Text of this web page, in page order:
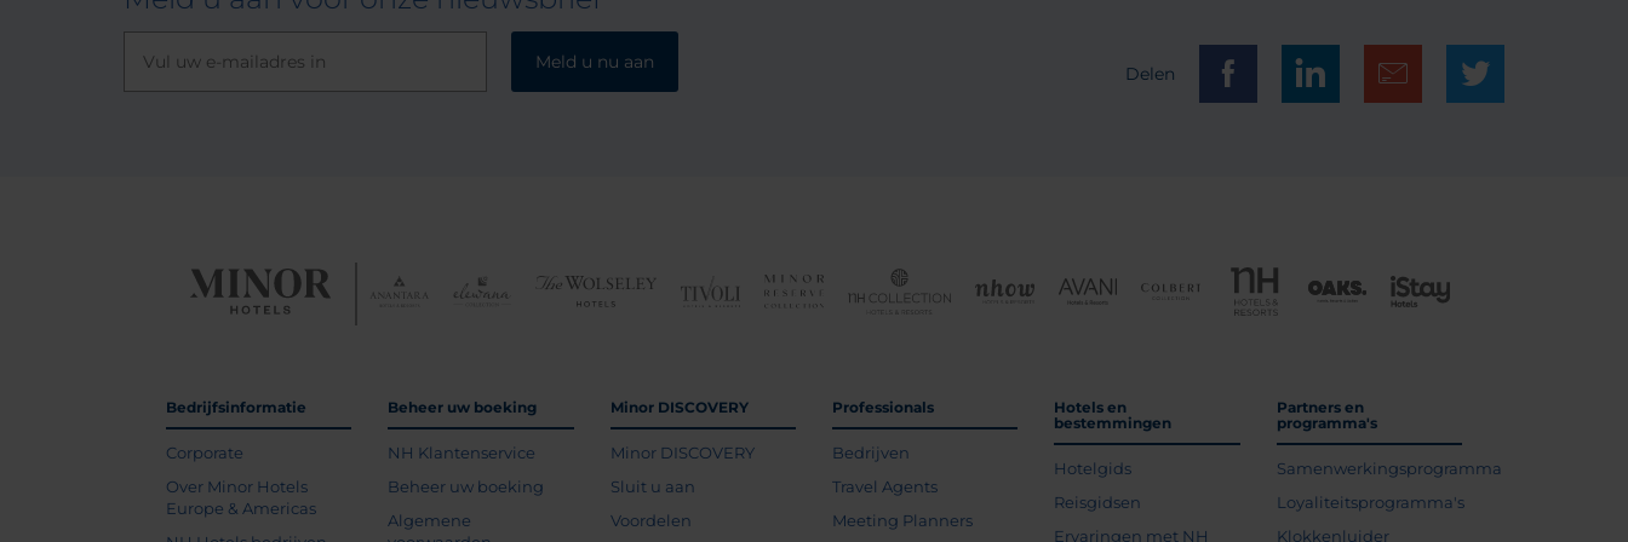
Meld u nu aan
Delen
Bedrijfsinformatie
Corporate
Over Minor Hotels
Europe & Americas
Beheer uw boeking
NH Klantenservice
Beheer uw boeking
Algemene
Minor DISCOVERY
Minor DISCOVERY
Sluit u aan
Voordelen
Professionals
Bedrijven
Travel Agents
Meeting Planners
Hotels en
bestemmingen
Hotelgids
Reisgidsen
Ervaringen met NH
Partners en
programma's
Samenwerkingsprogramma
Loyaliteitsprogramma's
Klokkenluider